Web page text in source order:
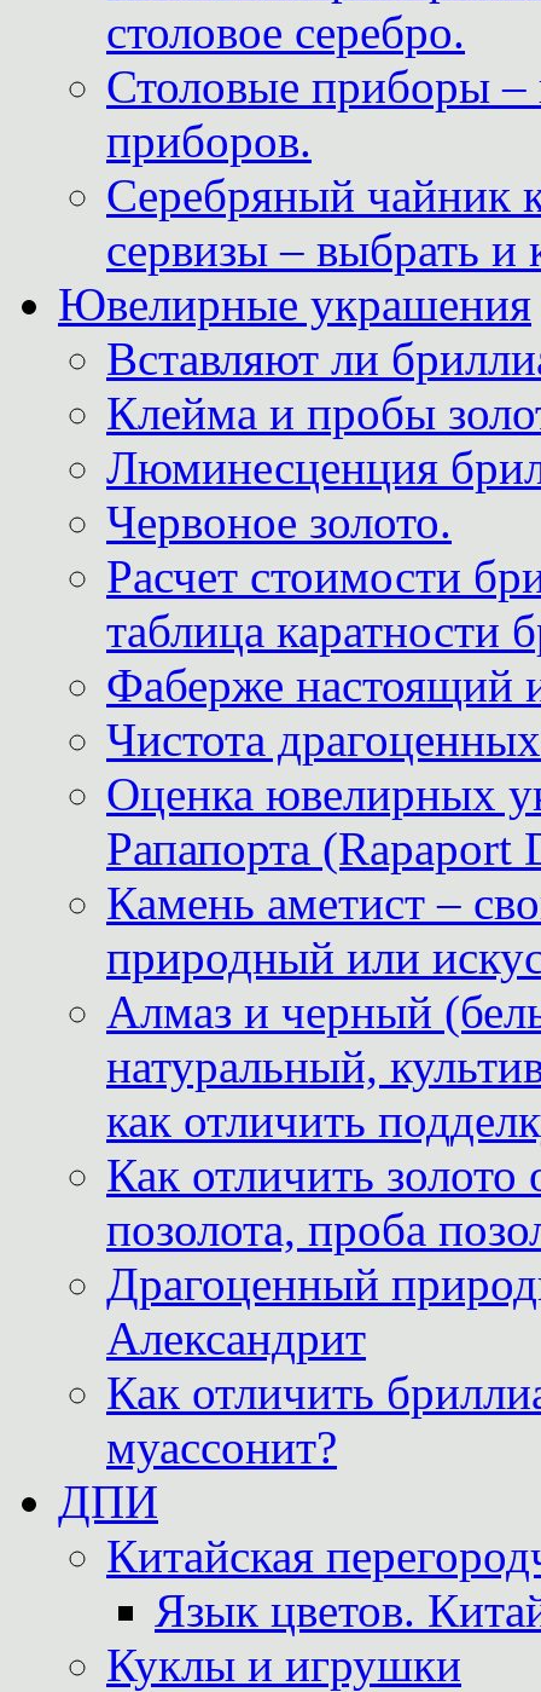
столовое серебро.
Столовые приборы –
приборов.
Серебряный чайник
сервизы – выбрать и
Ювелирные украшения
Вставляют ли
Клейма и пробы
Люминесценция
Червоное золото.
Расчет стоимости
таблица каратности
Фаберже настоящий
Чистота
Оценка ювелирных
Рапапорта (Rapaport
Камень аметист –
природный или
Алмаз и черный
натуральный,
как отличить
Как отличить
позолота, проба
Драгоценный
Александрит
Как отличить
муассонит?
ДПИ
Китайская
Язык цветов.
Куклы и игрушки